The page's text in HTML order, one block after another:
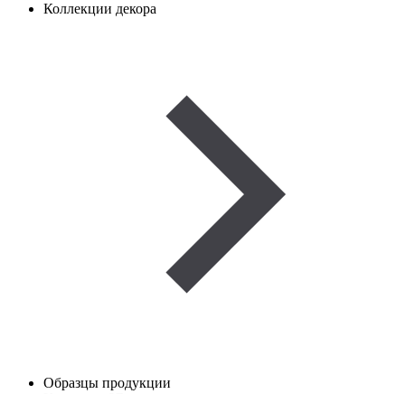
Коллекции декора
Образцы продукции